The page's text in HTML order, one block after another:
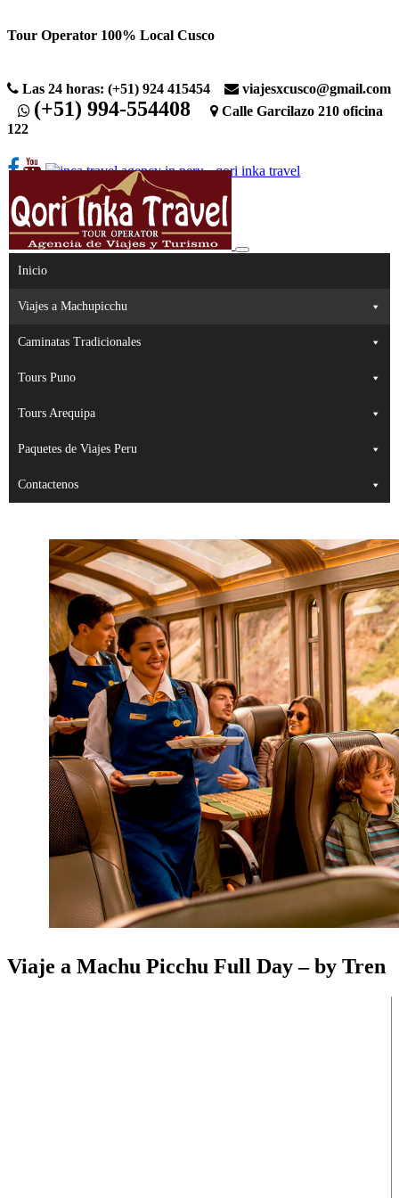
to
Tour Operator 100% Local Cusco
Las 24 horas: (+51) 924 415454 viajesxcusco@gmail.com
(+51) 994-554408
Calle Garcilazo 210 oficina
122
Inicio
Viajes a Machupicchu
Caminatas Tradicionales
Tours Puno
Tours Arequipa
Paquetes de Viajes Peru
Contactenos
Viaje a Machu Picchu Full Day – by Tren